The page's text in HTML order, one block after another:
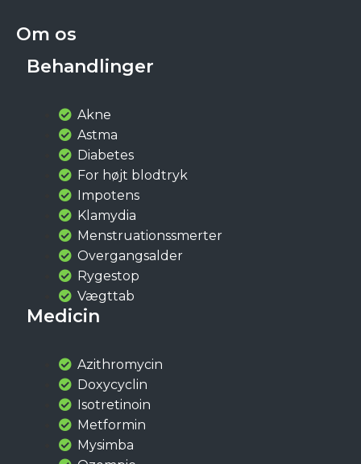
Om os
Behandlinger
Akne
Astma
Diabetes
For højt blodtryk
Impotens
Klamydia
Menstruationssmerter
Overgangsalder
Rygestop
Vægttab
Medicin
Azithromycin
Doxycyclin
Isotretinoin
Metformin
Mysimba